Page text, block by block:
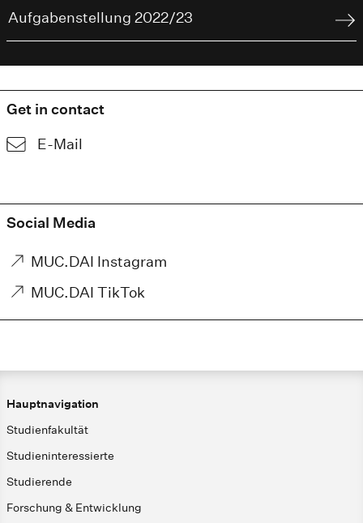
Aufgabenstellung 2022/23
Get in contact
E-Mail
Social Media
MUC.DAI Instagram
MUC.DAI TikTok
Hauptnavigation
Studienfakultät
Studieninteressierte
Studierende
Forschung & Entwicklung